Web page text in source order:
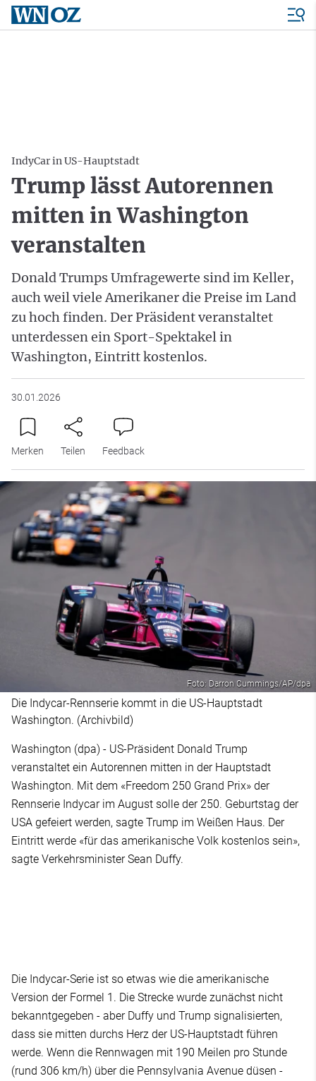
IndyCar in US-Hauptstadt
Trump lässt Autorennen
mitten in Washington
veranstalten
Donald Trumps Umfragewerte sind im Keller,
auch weil viele Amerikaner die Preise im Land
zu hoch finden. Der Präsident veranstaltet
unterdessen ein Sport-Spektakel in
Washington, Eintritt kostenlos.
30.01.2026
Merken Teilen Feedback
Foto: Darron Cummings/AP/dpa
Die Indycar-Rennserie kommt in die US-Hauptstadt
Washington. (Archivbild)
Washington (dpa) - US-Präsident Donald Trump
veranstaltet ein Autorennen mitten in der Hauptstadt
Washington. Mit dem «Freedom 250 Grand Prix» der
Rennserie Indycar im August solle der 250. Geburtstag der
USA gefeiert werden, sagte Trump im Weißen Haus. Der
Eintritt werde «für das amerikanische Volk kostenlos sein»,
sagte Verkehrsminister Sean Duffy.
Die Indycar-Serie ist so etwas wie die amerikanische
Version der Formel 1. Die Strecke wurde zunächst nicht
bekanntgegeben - aber Duffy und Trump signalisierten,
dass sie mitten durchs Herz der US-Hauptstadt führen
werde. Wenn die Rennwagen mit 190 Meilen pro Stunde
(rund 306 km/h) über die Pennsylvania Avenue düsen -